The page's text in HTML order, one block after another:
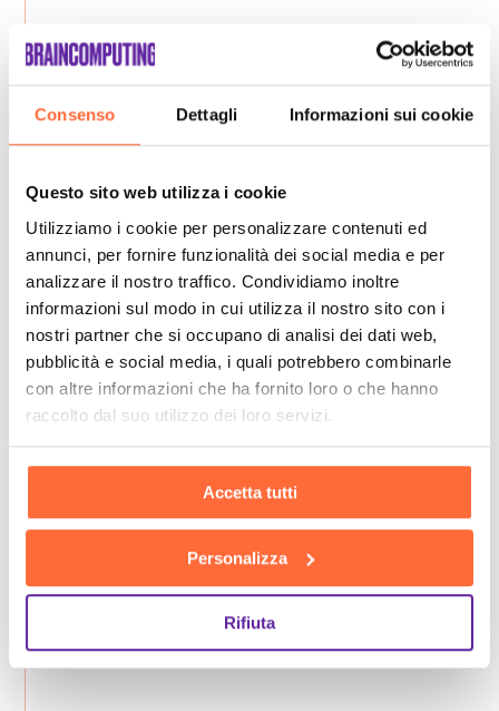
Consenso Dettagli Informazioni sui cookie
Questo sito web utilizza i cookie
Utilizziamo i cookie per personalizzare contenuti ed
annunci, per fornire funzionalità dei social media e per
analizzare il nostro traffico. Condividiamo inoltre
informazioni sul modo in cui utilizza il nostro sito con i
nostri partner che si occupano di analisi dei dati web,
pubblicità e social media, i quali potrebbero combinarle
con altre informazioni che ha fornito loro o che hanno
raccolto dal suo utilizzo dei loro servizi.
Accetta tutti
Personalizza
Rifiuta